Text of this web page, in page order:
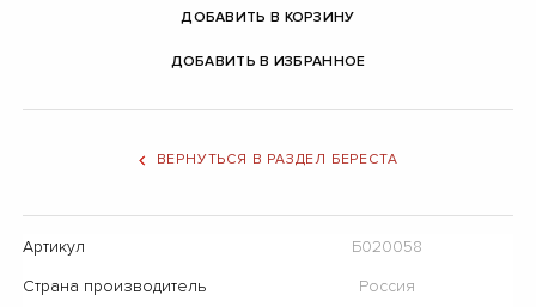
ДОБАВИТЬ В КОРЗИНУ
ДОБАВИТЬ В ИЗБРАННОЕ
ВЕРНУТЬСЯ В РАЗДЕЛ БЕРЕСТА
Артикул
Б020058
Страна производитель
Россия